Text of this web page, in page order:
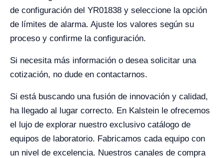
de configuración del YR01838 y seleccione la opción
de límites de alarma. Ajuste los valores según su
proceso y confirme la configuración.
Si necesita más información o desea solicitar una
cotización, no dude en contactarnos.
Si está buscando una fusión de innovación y calidad,
ha llegado al lugar correcto. En Kalstein le ofrecemos
el lujo de explorar nuestro exclusivo catálogo de
equipos de laboratorio. Fabricamos cada equipo con
un nivel de excelencia. Nuestros canales de compra